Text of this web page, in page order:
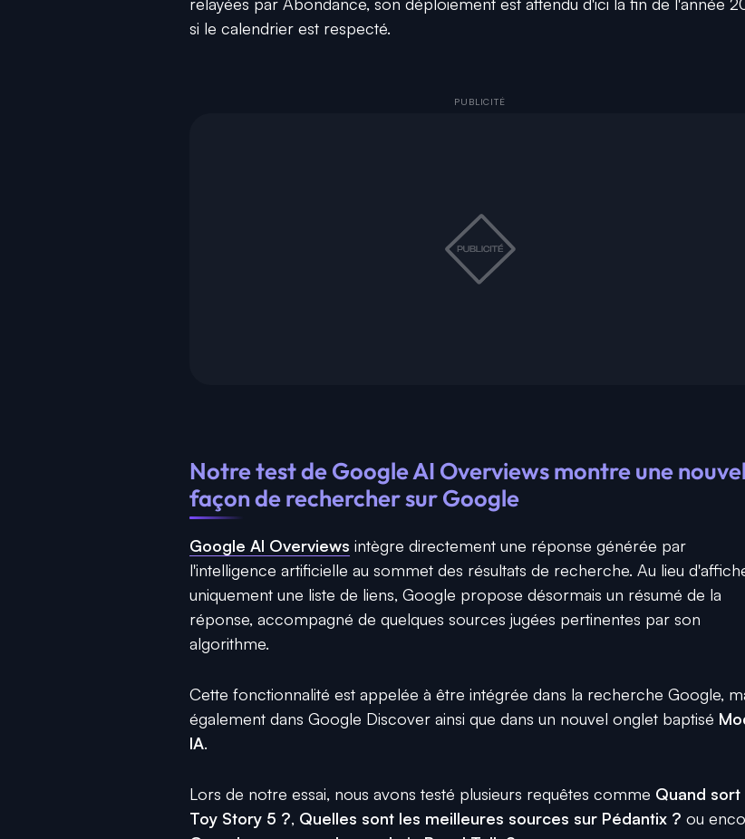
si le calendrier est respecté.
Notre test de Google AI Overviews montre une
façon de rechercher sur Google
Google AI Overviews intègre directement une réponse générée par
l'intelligence artificielle au sommet des résultats de recherche. Au lieu
uniquement une liste de liens, Google propose désormais un résumé de la
réponse, accompagné de quelques sources jugées pertinentes par son
algorithme.
Cette fonctionnalité est appelée à être intégrée dans la recherche Google,
également dans Google Discover ainsi que dans un nouvel onglet baptisé
IA.
Lors de notre essai, nous avons testé plusieurs requêtes comme Quand sort
Toy Story 5 ?, Quelles sont les meilleures sources sur Pédantix ? ou